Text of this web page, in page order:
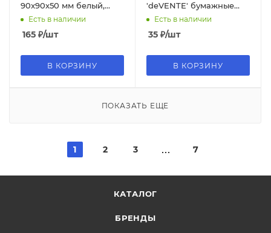
90x90x50 мм белый,
непроклеенный, офсет
100 г;м², 2013400
Есть в наличии
165 ₽/шт
В КОРЗИНУ
'deVENTE' бумажные
50x12 мм, 4x100 листов,
75 г;м², 2011301
Есть в наличии
35 ₽/шт
В КОРЗИНУ
ПОКАЗАТЬ ЕЩЕ
1 2 3 7
КАТАЛОГ
БРЕНДЫ